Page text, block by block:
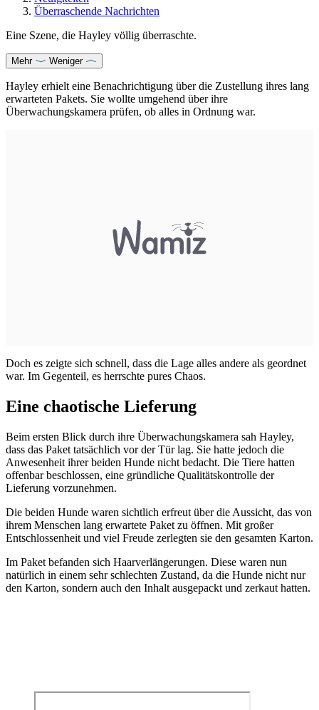
Überraschende Nachrichten
Eine Szene, die Hayley völlig überraschte.
Mehr Weniger
Hayley erhielt eine Benachrichtigung über die Zustellung ihres lang
erwarteten Pakets. Sie wollte umgehend über ihre
Überwachungskamera prüfen, ob alles in Ordnung war.
Doch es zeigte sich schnell, dass die Lage alles andere als geordnet
war. Im Gegenteil, es herrschte pures Chaos.
Eine chaotische Lieferung
Beim ersten Blick durch ihre Überwachungskamera sah Hayley,
dass das Paket tatsächlich vor der Tür lag. Sie hatte jedoch die
Anwesenheit ihrer beiden Hunde nicht bedacht. Die Tiere hatten
offenbar beschlossen, eine gründliche Qualitätskontrolle der
Lieferung vorzunehmen.
Die beiden Hunde waren sichtlich erfreut über die Aussicht, das von
ihrem Menschen lang erwartete Paket zu öffnen. Mit großer
Entschlossenheit und viel Freude zerlegten sie den gesamten Karton.
Im Paket befanden sich Haarverlängerungen. Diese waren nun
natürlich in einem sehr schlechten Zustand, da die Hunde nicht nur
den Karton, sondern auch den Inhalt ausgepackt und zerkaut hatten.